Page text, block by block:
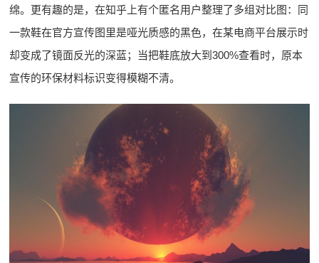
绵。更有趣的是，在知乎上有个匿名用户整理了多组对比图：同
一款鞋在官方宣传图里是哑光质感的黑色，在某电商平台展示时
却变成了镜面反光的深蓝；当把鞋底放大到300%查看时，原本
宣传的环保材料标识变得模糊不清。